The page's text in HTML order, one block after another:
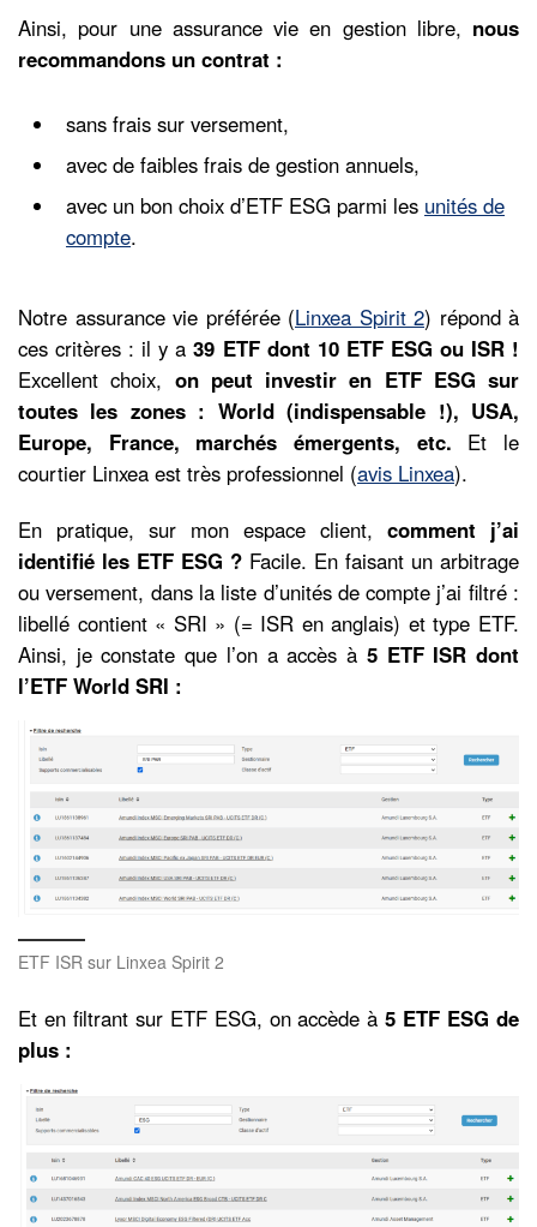
Ainsi, pour une assurance vie en gestion libre, nous
recommandons un contrat :
sans frais sur versement,
avec de faibles frais de gestion annuels,
avec un bon choix d’ETF ESG parmi les unités de
compte.
Notre assurance vie préférée (Linxea Spirit 2) répond à
ces critères : il y a39 ETF dont 10 ETF ESG ou ISR !
Excellent choix, on peut investir en ETF ESG sur
toutes les zones : World (indispensable !), USA,
Europe, France, marchés émergents, etc. Et le
courtier Linxea est très professionnel (avis Linxea).
En pratique, sur mon espace client, comment j’ai
identifié les ETF ESG ? Facile. En faisant un arbitrage
ou versement, dans la liste d’unités de compte j’ai filtré :
libellé contient « SRI » (= ISR en anglais) et type ETF.
Ainsi, je constate que l’on a accès à 5 ETF ISR dont
l’ETF World SRI :
ETF ISR sur Linxea Spirit 2
Et en filtrant sur ETF ESG, on accède à5 ETF ESG de
plus :